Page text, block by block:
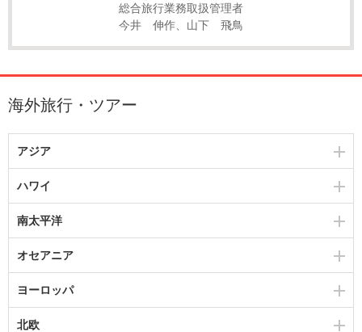
総合旅行業務取扱管理者
今井 伸作、山下 飛鳥
海外旅行・ツアー
アジア
ハワイ
南太平洋
オセアニア
ヨーロッパ
北欧